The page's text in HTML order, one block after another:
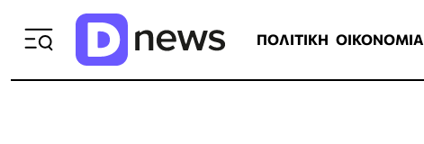
ΠΟΛΙΤΙΚΗ ΟΙΚΟΝΟΜΙΑ